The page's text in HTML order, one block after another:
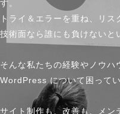
す。
トライ＆エラーを重ね、リス
技術面なら誰にも負けないと
そんな私たちの経験やノウハ
WordPress について困って
サイト制作も、改善も、メ
会社概要
メンバー紹介
M&A / Business Alliance
ウェブ制作から運用までの
その他の事業
お知らせ
当社からの最新情報
お客様の事例紹介
書籍 / 寄稿
デジタルキューブ公式note
IR
Recruit​
Contact Us